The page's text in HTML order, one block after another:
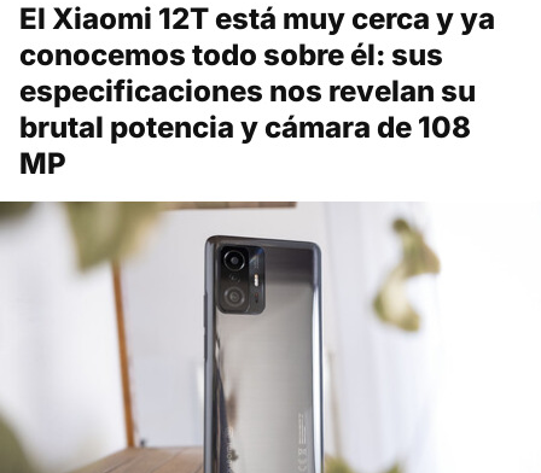
El Xiaomi 12T está muy cerca y ya
conocemos todo sobre él: sus
especificaciones nos revelan su
brutal potencia y cámara de 108
MP